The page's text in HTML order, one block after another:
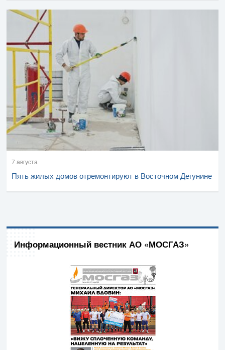
7 августа
Пять жилых домов отремонтируют в Восточном Дегунине
Информационный вестник АО «МОСГАЗ»